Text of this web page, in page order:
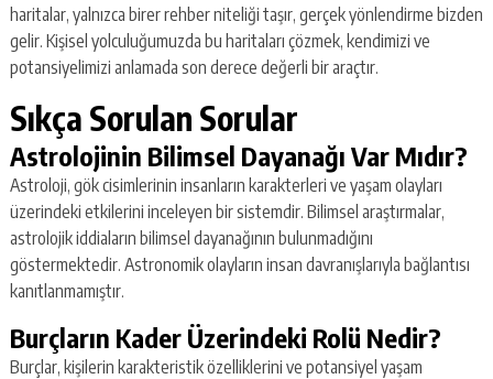
haritalar, yalnızca birer rehber niteliği taşır, gerçek yönlendirme bizden
gelir. Kişisel yolculuğumuzda bu haritaları çözmek, kendimizi ve
potansiyelimizi anlamada son derece değerli bir araçtır.
Sıkça Sorulan Sorular
Astrolojinin Bilimsel Dayanağı Var Mıdır?
Astroloji, gök cisimlerinin insanların karakterleri ve yaşam olayları
üzerindeki etkilerini inceleyen bir sistemdir. Bilimsel araştırmalar,
astrolojik iddiaların bilimsel dayanağının bulunmadığını
göstermektedir. Astronomik olayların insan davranışlarıyla bağlantısı
kanıtlanmamıştır.
Burçların Kader Üzerindeki Rolü Nedir?
Burçlar, kişilerin karakteristik özelliklerini ve potansiyel yaşam